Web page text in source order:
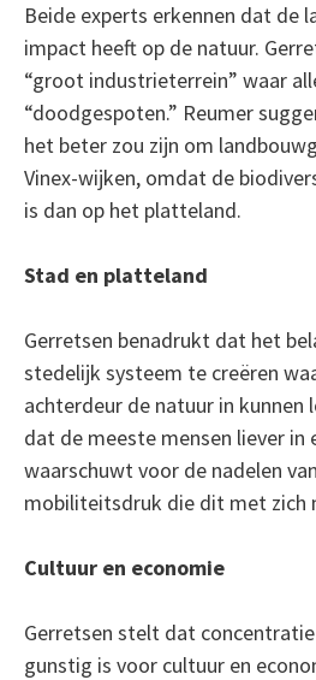
Beide experts erkennen dat de
impact heeft op de natuur.
“groot industrieterrein” waar
“doodgespoten.” Reumer
het beter zou zijn om
Vinex-wijken, omdat de
is dan op het platteland.
Stad en platteland
Gerretsen benadrukt dat het
stedelijk systeem te creëren
achterdeur de natuur in kunnen
dat de meeste mensen liever in
waarschuwt voor de nadelen
mobiliteitsdruk die dit met zich
Cultuur en economie
Gerretsen stelt dat
gunstig is voor cultuur en